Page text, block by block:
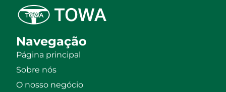
Navegação
Página principal
Sobre nós
O nosso negócio